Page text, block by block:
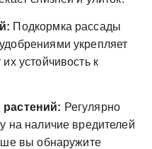
Подкормка рассады
укрепляет
устойчивость к
Регулярно
на наличие вредителей
вы обнаружите